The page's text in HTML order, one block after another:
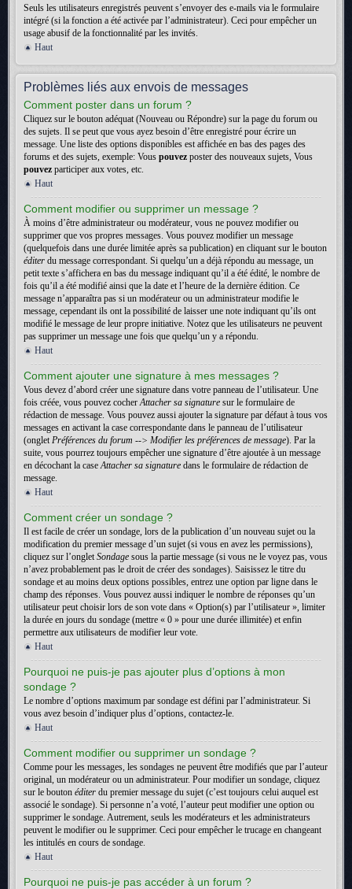
Seuls les utilisateurs enregistrés peuvent s’envoyer des e-mails via le formulaire
intégré (si la fonction a été activée par l’administrateur). Ceci pour empêcher un
usage abusif de la fonctionnalité par les invités.
Haut
Problèmes liés aux envois de messages
Comment poster dans un forum ?
Cliquez sur le bouton adéquat (Nouveau ou Répondre) sur la page du forum ou
des sujets. Il se peut que vous ayez besoin d’être enregistré pour écrire un
message. Une liste des options disponibles est affichée en bas des pages des
forums et des sujets, exemple: Vous pouvez poster des nouveaux sujets, Vous
pouvez participer aux votes, etc.
Haut
Comment modifier ou supprimer un message ?
À moins d’être administrateur ou modérateur, vous ne pouvez modifier ou
supprimer que vos propres messages. Vous pouvez modifier un message
(quelquefois dans une durée limitée après sa publication) en cliquant sur le bouton
éditer du message correspondant. Si quelqu’un a déjà répondu au message, un
petit texte s’affichera en bas du message indiquant qu’il a été édité, le nombre de
fois qu’il a été modifié ainsi que la date et l’heure de la dernière édition. Ce
message n’apparaîtra pas si un modérateur ou un administrateur modifie le
message, cependant ils ont la possibilité de laisser une note indiquant qu’ils ont
modifié le message de leur propre initiative. Notez que les utilisateurs ne peuvent
pas supprimer un message une fois que quelqu’un y a répondu.
Haut
Comment ajouter une signature à mes messages ?
Vous devez d’abord créer une signature dans votre panneau de l’utilisateur. Une
fois créée, vous pouvez cocherAttacher sa signature sur le formulaire de
rédaction de message. Vous pouvez aussi ajouter la signature par défaut à tous vos
messages en activant la case correspondante dans le panneau de l’utilisateur
(ongletPréférences du forum --> Modifier les préférences de message). Par la
suite, vous pourrez toujours empêcher une signature d’être ajoutée à un message
en décochant la caseAttacher sa signature dans le formulaire de rédaction de
message.
Haut
Comment créer un sondage ?
Il est facile de créer un sondage, lors de la publication d’un nouveau sujet ou la
modification du premier message d’un sujet (si vous en avez les permissions),
cliquez sur l’ongletSondage sous la partie message (si vous ne le voyez pas, vous
n’avez probablement pas le droit de créer des sondages). Saisissez le titre du
sondage et au moins deux options possibles, entrez une option par ligne dans le
champ des réponses. Vous pouvez aussi indiquer le nombre de réponses qu’un
utilisateur peut choisir lors de son vote dans « Option(s) par l’utilisateur », limiter
la durée en jours du sondage (mettre « 0 » pour une durée illimitée) et enfin
permettre aux utilisateurs de modifier leur vote.
Haut
Pourquoi ne puis-je pas ajouter plus d’options à mon
sondage ?
Le nombre d’options maximum par sondage est défini par l’administrateur. Si
vous avez besoin d’indiquer plus d’options, contactez-le.
Haut
Comment modifier ou supprimer un sondage ?
Comme pour les messages, les sondages ne peuvent être modifiés que par l’auteur
original, un modérateur ou un administrateur. Pour modifier un sondage, cliquez
sur le bouton éditer du premier message du sujet (c’est toujours celui auquel est
associé le sondage). Si personne n’a voté, l’auteur peut modifier une option ou
supprimer le sondage. Autrement, seuls les modérateurs et les administrateurs
peuvent le modifier ou le supprimer. Ceci pour empêcher le trucage en changeant
les intitulés en cours de sondage.
Haut
Pourquoi ne puis-je pas accéder à un forum ?